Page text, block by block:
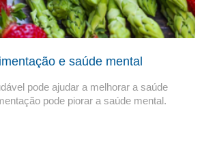
e saúde mental
pode ajudar a melhorar a saúde
pode piorar a saúde mental.